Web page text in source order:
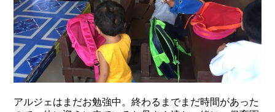
アルジェはまだお勉強中。終わるまでまだ時間があった